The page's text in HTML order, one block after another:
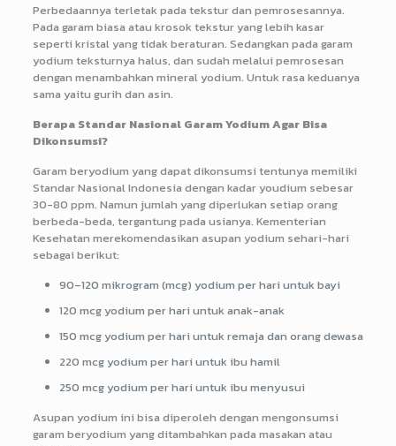
Perbedaannya terletak pada tekstur dan pemrosesannya.
Pada garam biasa atau krosok tekstur yang lebih kasar
seperti kristal yang tidak beraturan. Sedangkan pada garam
yodium teksturnya halus, dan sudah melalui pemrosesan
dengan menambahkan mineral yodium. Untuk rasa keduanya
sama yaitu gurih dan asin.
Berapa Standar Nasional Garam Yodium Agar Bisa
Dikonsumsi?
Garam beryodium yang dapat dikonsumsi tentunya memiliki
Standar Nasional Indonesia dengan kadar youdium sebesar
30-80 ppm. Namun jumlah yang diperlukan setiap orang
berbeda-beda, tergantung pada usianya. Kementerian
Kesehatan merekomendasikan asupan yodium sehari-hari
sebagai berikut:
90–120 mikrogram (mcg) yodium per hari untuk bayi
120 mcg yodium per hari untuk anak-anak
150 mcg yodium per hari untuk remaja dan orang dewasa
220 mcg yodium per hari untuk ibu hamil
250 mcg yodium per hari untuk ibu menyusui
Asupan yodium ini bisa diperoleh dengan mengonsumsi
garam beryodium yang ditambahkan pada masakan atau